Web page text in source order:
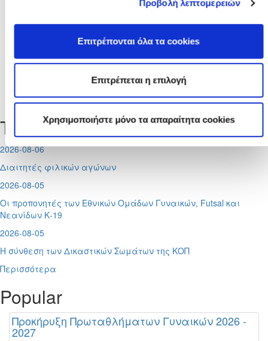
Προβολή λεπτομερειών
Επιτρέπονται όλα τα cookies
Επιτρέπεται η επιλογή
Χρησιμοποιήστε μόνο τα απαραίτητα cookies
Μέχρι
Δεν υπάρχουν σχετικές ειδήσεις.
Τελευταία Νέα
2026-08-06
Διαιτητές φιλικών αγώνων
2026-08-05
Οι προπονητές των Εθνικών Ομάδων Γυναικών, Futsal και
Νεανίδων Κ-19
2026-08-05
Η σύνθεση των Δικαστικών Σωμάτων της ΚΟΠ
Περισσότερα
Popular
Προκήρυξη Πρωταθλήματων Γυναικών 2026 -
2027